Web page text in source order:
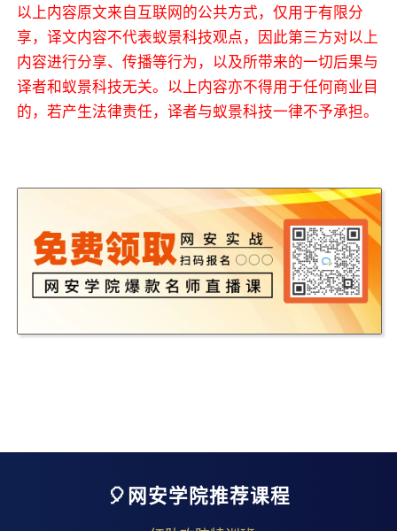
以上内容原文来自互联网的公共方式，仅用于有限分
享，译文内容不代表蚁景科技观点，因此第三方对以上
内容进行分享、传播等行为，以及所带来的一切后果与
译者和蚁景科技无关。以上内容亦不得用于任何商业目
的，若产生法律责任，译者与蚁景科技一律不予承担。
🎈网安学院推荐课程